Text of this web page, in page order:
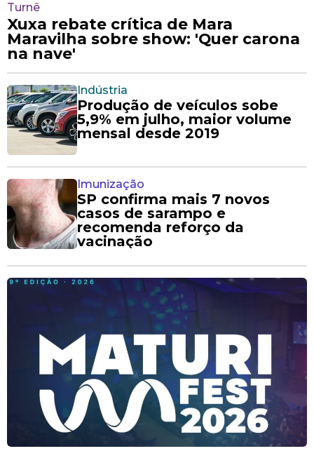
Turnê
Xuxa rebate crítica de Mara
Maravilha sobre show: 'Quer carona
na nave'
Indústria
Produção de veículos sobe
5,9% em julho, maior volume
mensal desde 2019
Imunização
SP confirma mais 7 novos
casos de sarampo e
recomenda reforço da
vacinação